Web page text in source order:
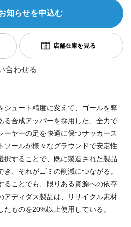
知らせを申込む
合わせる
シュート精度に変えて、ゴールを奪
る合成アッパーを採用した、全力で
ーヤーの足を快適に保つサッカース
ソールが様々なグラウンドで安定性
択することで、既に製造された製品
、それがゴミの削減につながる。
ることでも、限りある資源への依存
アディダス製品は、リサイクル素材
ものを20%以上使用している。